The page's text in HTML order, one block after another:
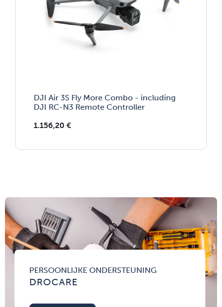
DJI Air 3S Fly More Combo - including
DJI RC-N3 Remote Controller
1.156,20 €
PERSOONLIJKE ONDERSTEUNING
DROCARE